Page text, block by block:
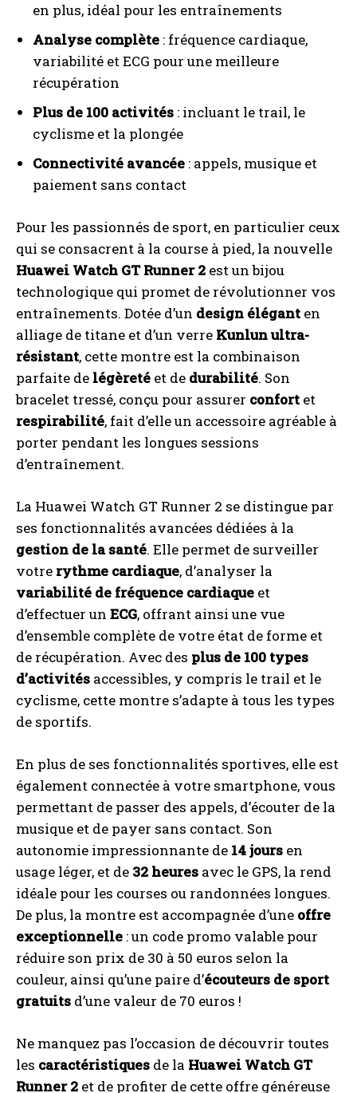
en plus, idéal pour les entraînements
Analyse complète : fréquence cardiaque,
variabilité et ECG pour une meilleure
récupération
Plus de 100 activités : incluant le trail, le
cyclisme et la plongée
Connectivité avancée : appels, musique et
paiement sans contact
Pour les passionnés de sport, en particulier ceux
qui se consacrent à la course à pied, la nouvelle
Huawei Watch GT Runner 2 est un bijou
technologique qui promet de révolutionner vos
entraînements. Dotée d’un design élégant en
alliage de titane et d’un verre Kunlun ultra-
résistant, cette montre est la combinaison
parfaite de légèreté et de durabilité. Son
bracelet tressé, conçu pour assurer confort et
respirabilité, fait d’elle un accessoire agréable à
porter pendant les longues sessions
d’entraînement.
La Huawei Watch GT Runner 2 se distingue par
ses fonctionnalités avancées dédiées à la
gestion de la santé. Elle permet de surveiller
votre rythme cardiaque, d’analyser la
variabilité de fréquence cardiaque et
d’effectuer un ECG, offrant ainsi une vue
d’ensemble complète de votre état de forme et
de récupération. Avec des plus de 100 types
d’activités accessibles, y compris le trail et le
cyclisme, cette montre s’adapte à tous les types
de sportifs.
En plus de ses fonctionnalités sportives, elle est
également connectée à votre smartphone, vous
permettant de passer des appels, d’écouter de la
musique et de payer sans contact. Son
autonomie impressionnante de 14 jours en
usage léger, et de 32 heures avec le GPS, la rend
idéale pour les courses ou randonnées longues.
De plus, la montre est accompagnée d’une offre
exceptionnelle : un code promo valable pour
réduire son prix de 30 à 50 euros selon la
couleur, ainsi qu’une paire d’écouteurs de sport
gratuits d’une valeur de 70 euros !
Ne manquez pas l’occasion de découvrir toutes
les caractéristiques de la Huawei Watch GT
Runner 2 et de profiter de cette offre généreuse